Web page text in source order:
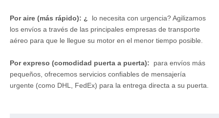
Por aire (más rápido): ¿
lo necesita con urgencia? Agilizamos
los envíos a través de las principales empresas de transporte
aéreo para que le llegue su motor en el menor tiempo posible.
Por expreso (comodidad puerta a puerta):
para envíos más
pequeños, ofrecemos servicios confiables de mensajería
urgente (como DHL, FedEx) para la entrega directa a su puerta.